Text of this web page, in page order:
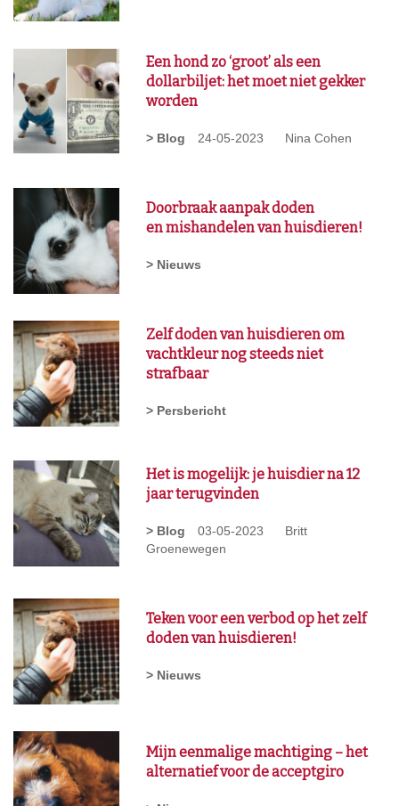
> Blog 24-05-2023 Nina Cohen
Een hond zo ‘groot’ als een
dollarbiljet: het moet niet gekker
worden
> Nieuws
Doorbraak aanpak doden
en mishandelen van huisdieren!
> Persbericht
Zelf doden van huisdieren om
vachtkleur nog steeds niet
strafbaar
> Blog 03-05-2023
Britt
Groenewegen
Het is mogelijk: je huisdier na 12
jaar terugvinden
> Nieuws
Teken voor een verbod op het zelf
doden van huisdieren!
Mijn eenmalige machtiging – het
alternatief voor de acceptgiro